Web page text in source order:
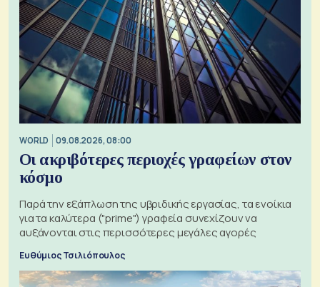
WORLD 09.08.2026, 08:00
Οι ακριβότερες περιοχές γραφείων στον
κόσμο
Παρά την εξάπλωση της υβριδικής εργασίας, τα ενοίκια
για τα καλύτερα ("prime") γραφεία συνεχίζουν να
αυξάνονται στις περισσότερες μεγάλες αγορές
Ευθύμιος Τσιλιόπουλος